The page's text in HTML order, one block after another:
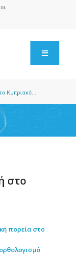
Κυπριακό...
στο
πορεία στο